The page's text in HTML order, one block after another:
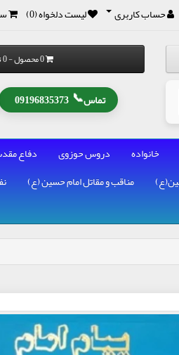
حساب کاربری لیست دلخواه (0)
0 محصول - 0 تومان
تماس📞
09196835373
خانواده دروس حوزوی دفاع
مناقب و مقاتل امام حسین (ع)